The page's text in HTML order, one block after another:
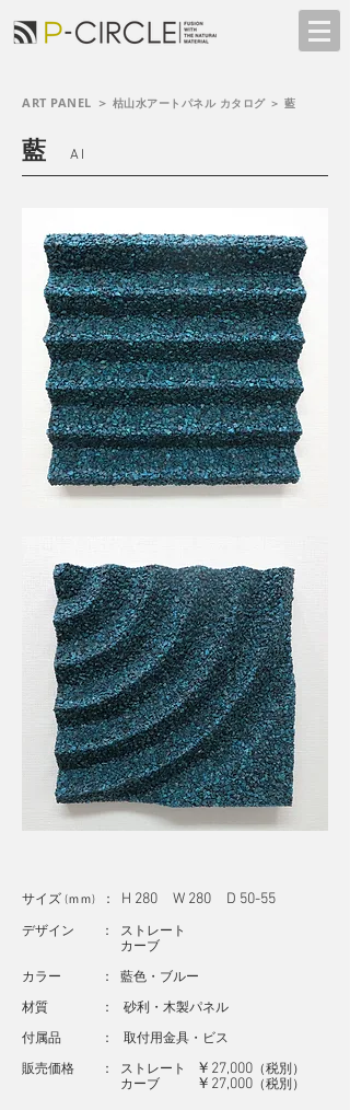
藍 AI
サイズ (ｍｍ) ： H 280 W 280 D 50-55
デザイン ： ストレート
カーブ
カラー ： 藍色・ブルー
材質 ： 砂利・木製パネル
付属品 ： 取付用金具・ビス
販売価格 ： ストレート
￥27,000 （税別 ）
カーブ
￥27,000 （税別 ）
ART PANEL ＞ 枯山水アートパネル カタログ ＞ 藍